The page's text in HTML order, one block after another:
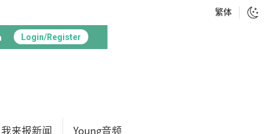
繁体
Login/Register
我来报新闻 Young音频